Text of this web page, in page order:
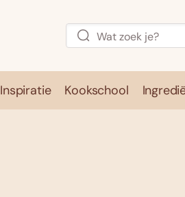
Inspiratie Kookschool